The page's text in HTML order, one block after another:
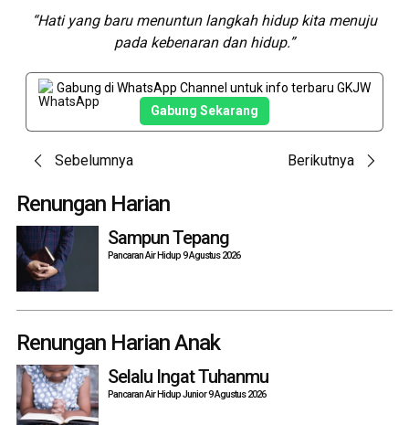
“Hati yang baru menuntun langkah hidup kita menuju
pada kebenaran dan hidup.”
Gabung di WhatsApp Channel untuk info terbaru GKJW
Gabung Sekarang
Post
navigation
Sebelumnya Berikutnya
Renungan Harian
Sampun Tepang
Pancaran Air Hidup 9 Agustus 2026
Renungan Harian Anak
Selalu Ingat Tuhanmu
Pancaran Air Hidup Junior 9 Agustus 2026